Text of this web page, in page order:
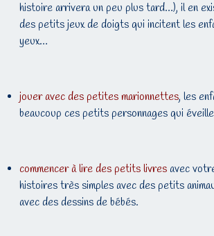
histoire arrivera un peu plus tard…), il en
des petits jeux de doigts qui incitent les
yeux…
jouer avec des petites marionnettes, les
beaucoup ces petits personnages qui
commencer à lire des petits livresavec
histoires très simples avec des petits
avec des dessins de bébés.